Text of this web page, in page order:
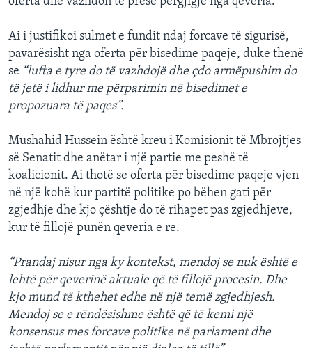
Ai i justifikoi sulmet e fundit ndaj forcave të sigurisë,
pavarësisht nga oferta për bisedime paqeje, duke thenë
se “lufta e tyre do të vazhdojë dhe çdo armëpushim do
të jetë i lidhur me përparimin në bisedimet e
propozuara të paqes”.
Mushahid Hussein është kreu i Komisionit të Mbrojtjes
së Senatit dhe anëtar i një partie me peshë të
koalicionit. Ai thotë se oferta për bisedime paqeje vjen
në një kohë kur partitë politike po bëhen gati për
zgjedhje dhe kjo çështje do të rihapet pas zgjedhjeve,
kur të fillojë punën qeveria e re.
“Prandaj nisur nga ky kontekst, mendoj se nuk është e
lehtë për qeverinë aktuale që të fillojë procesin. Dhe
kjo mund të kthehet edhe në një temë zgjedhjesh.
Mendoj se e rëndësishme është që të kemi një
konsensus mes forcave politike në parlament dhe